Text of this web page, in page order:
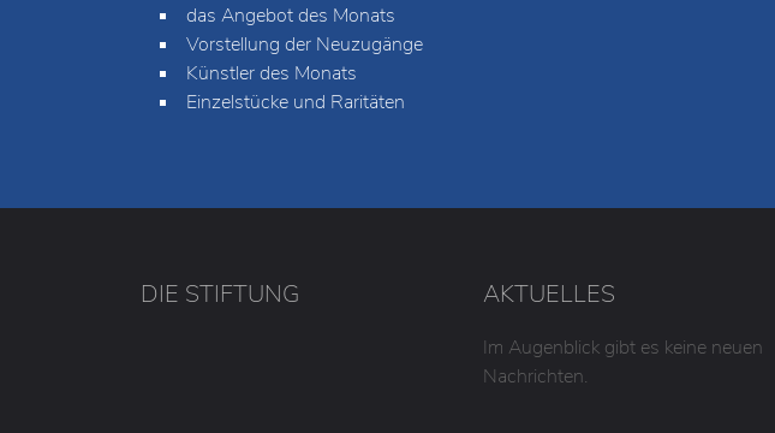
das Angebot des Monats
Vorstellung der Neuzugänge
Künstler des Monats
Einzelstücke und Raritäten
DIE STIFTUNG AKTUELLES
Im Augenblick gibt es keine neuen
Nachrichten.